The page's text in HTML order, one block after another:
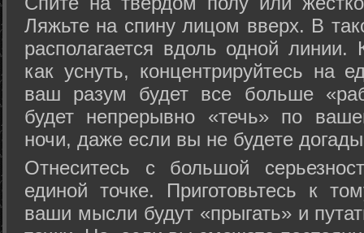
Ляжьте на спину лицом вверх. В
располагается вдоль одной
как уснуть, концентрируйтесь на
ваш разум будет все больше
будет непрерывно «течь» по
ночи, даже если вы не будете
Отнеситесь с большой
единой точке. Приготовьтесь к
ваши мысли будут «прыгать» и